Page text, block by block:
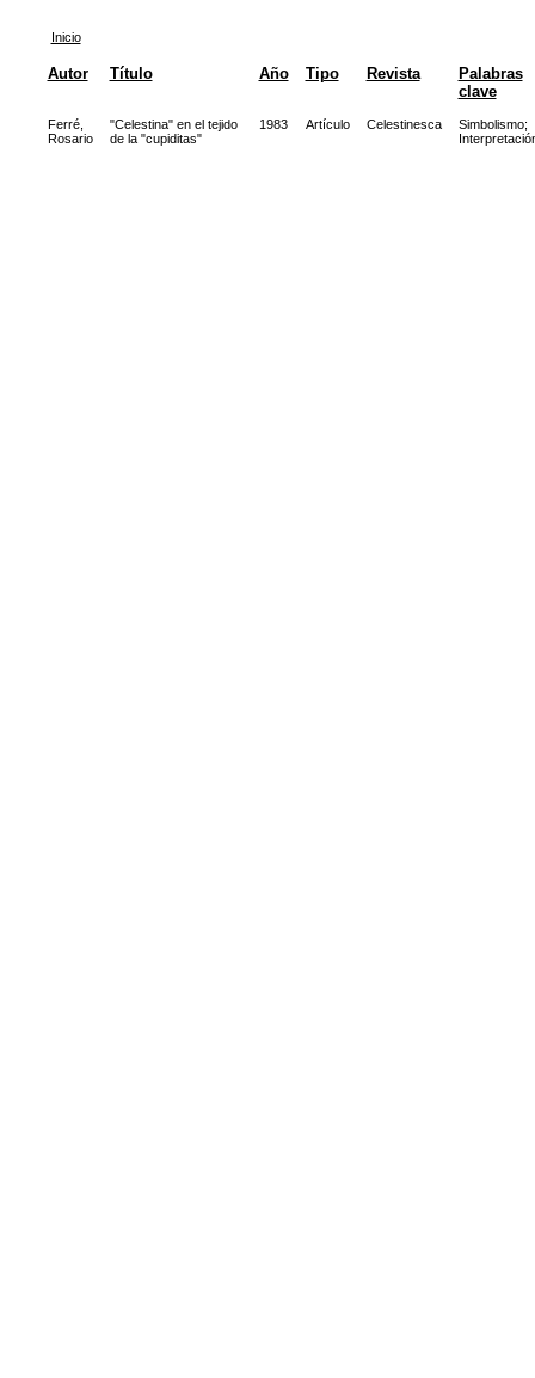
Inicio
Autor Título Año Tipo Revista
Palabras
clave
Ferré,
Rosario
"Celestina" en el tejido
de la "cupiditas"
1983 Artículo Celestinesca Simbolismo;